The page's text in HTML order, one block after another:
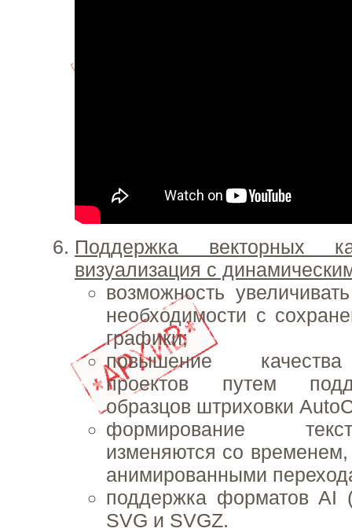
Поддержка векторных
визуализация с
возможность
необходимости с
графики;
повышение
проектов путем
образцов штриховки
формирование
изменяются со
анимированными
поддержка форматов AI
SVG и SVGZ.